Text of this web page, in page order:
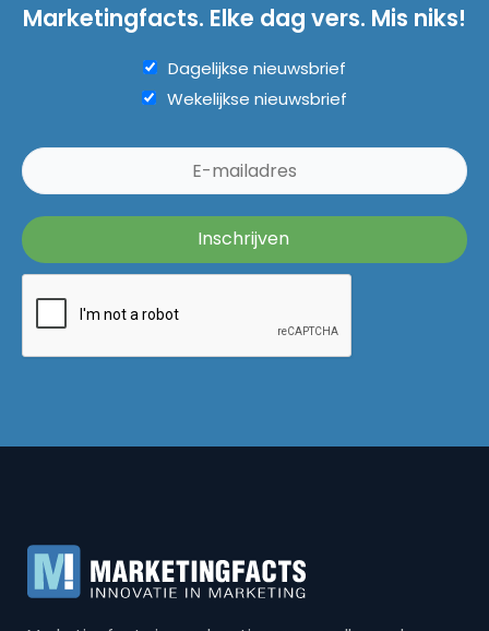
Marketingfacts. Elke dag vers. Mis niks!
Dagelijkse nieuwsbrief
Wekelijkse nieuwsbrief